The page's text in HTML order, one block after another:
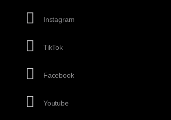
Instagram
TikTok
Facebook
Youtube